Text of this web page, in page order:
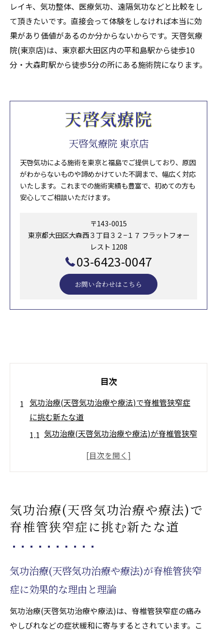
レイキ、気功整体、医療気功、遠隔気功などと比較をし
て頂きたいです。直接会って体験をしなければ本当に効
果があり価値があるのか分からないからです。天啓気療
院(東京店)は、東京都大田区内の平和島駅から徒歩10
分・大森町駅から徒歩5分の所にある施術院になります。
天啓気療院 東京店
天啓気功による施術を東京と福島でご提供しており、原因
がわからないものや諦めかけていた不調まで、幅広く対応
いたします。これまでの施術実績も豊富で、初めての方も
安心してご相談いただけます。
〒143-0015
東京都大田区大森西３丁目３２−１７ フラットフォー
レスト 1208
03-6423-0047
お問い合わせはこちら
目次
気功治療(天啓気功治療や療法)で脊椎管狭窄症
に挑む新たな道
気功治療(天啓気功治療や療法)が脊椎管狭窄
遠隔施術(天啓気功治療や療法)を活用した新
ニー覚醒と天啓気功治療や療法でのチャク
ラ活性化の関係性
天啓気功治療や療法で活性化するチャクラ
を通じたエネルギー調整の重要性
覚醒がもたらす遠隔施術(天啓気功治療や療法)
気功治療(天啓気功治療や療法)で
脊椎管狭窄症に挑む新たな道
気功治療(天啓気功治療や療法)が脊椎管狭窄
症に効果的な理由と理論
気功治療(天啓気功治療や療法)は、脊椎管狭窄症の痛み
やしびれなどの症状緩和に寄与するとされています。こ